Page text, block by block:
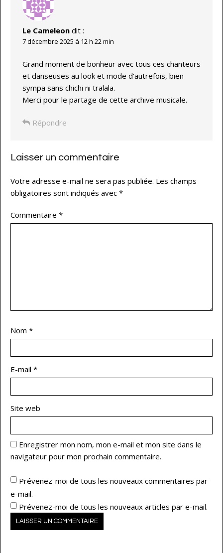
Le Cameleon dit :
7 décembre 2025 à 12 h 22 min
Grand moment de bonheur avec tous ces chanteurs
et danseuses au look et mode d’autrefois, bien
sympa sans chichi ni tralala.
Merci pour le partage de cette archive musicale.
Répondre
Laisser un commentaire
Votre adresse e-mail ne sera pas publiée. Les champs
obligatoires sont indiqués avec *
Commentaire *
Nom *
E-mail *
Site web
Enregistrer mon nom, mon e-mail et mon site dans le
navigateur pour mon prochain commentaire.
Prévenez-moi de tous les nouveaux commentaires par
e-mail.
Prévenez-moi de tous les nouveaux articles par e-mail.